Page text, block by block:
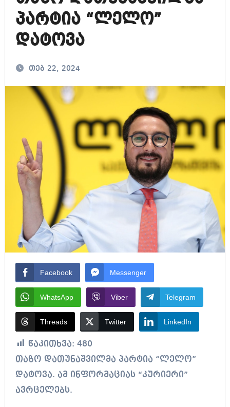
პარტია “ლელო”
დატოვა
თებ 22, 2024
Facebook Messenger
WhatsApp Viber Telegram
Threads Twitter LinkedIn
წაკითხვა: 480
თაზო დათუნაშვილმა პარტია “ლელო”
დატოვა. ამ ინფორმაციას “კურიერი”
ავრცელებს.